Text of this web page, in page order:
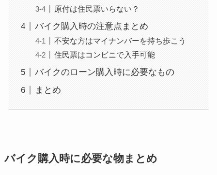
原付は住民票いらない？
バイク購入時の注意点まとめ
不安な方はマイナンバーを持ち歩こう
住民票はコンビニで入手可能
バイクのローン購入時に必要なもの
まとめ
バイク購入時に必要な物まとめ